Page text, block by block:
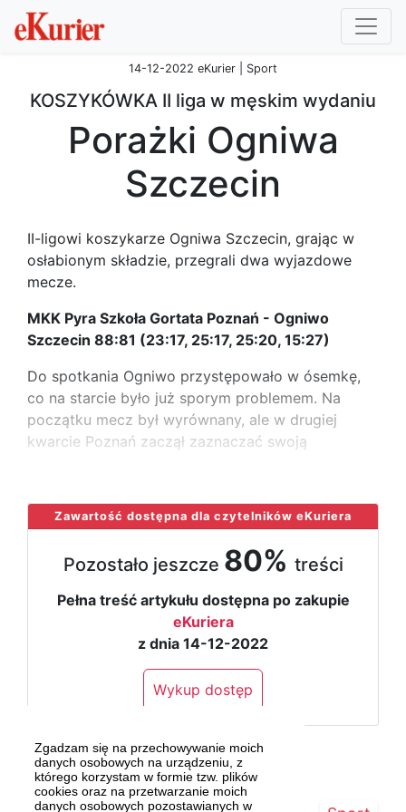
Zgadzam się na przechowywanie moich
danych osobowych na urządzeniu, z
którego korzystam w formie tzw. plików
cookies oraz na przetwarzanie moich
danych osobowych pozostawianych w
14-12-2022 eKurier | Sport
KOSZYKÓWKA II liga w męskim wydaniu
Porażki Ogniwa
Szczecin
II-ligowi koszykarze Ogniwa Szczecin, grając w
osłabionym składzie, przegrali dwa wyjazdowe
mecze.
MKK Pyra Szkoła Gortata Poznań - Ogniwo
Szczecin 88:81 (23:17, 25:17, 25:20, 15:27)
Do spotkania Ogniwo przystępowało w ósemkę,
co na starcie było już sporym problemem. Na
początku mecz był wyrównany, ale w drugiej
kwarcie Poznań zaczął zaznaczać swoją
Zawartość dostępna dla czytelników eKuriera
Pozostało jeszcze 80% treści
Pełna treść artykułu dostępna po zakupie
eKuriera
z dnia 14-12-2022
Wykup dostęp